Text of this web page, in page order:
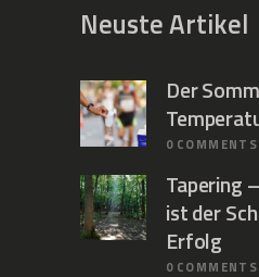
Neuste Artikel
Der
0 COMMENTS
Tapering
ist der
Erfolg
0 COMMENTS